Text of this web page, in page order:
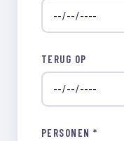
TERUG OP
PERSONEN *